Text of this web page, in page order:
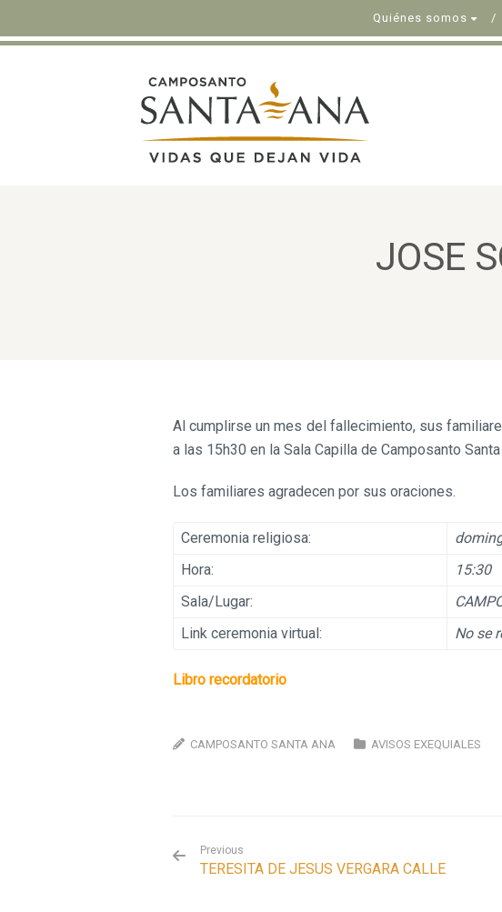
Quiénes somos
JOSE
Al cumplirse un mes del fallecimiento, sus
a las 15h30 en la Sala Capilla de Camposanto Santa
Los familiares agradecen por sus oraciones.
Ceremonia religiosa:
Hora:
15:30
Sala/Lugar:
Link ceremonia virtual:
No se
Libro recordatorio
CAMPOSANTO SANTA ANA AVISOS EXEQUIALES
Previous
TERESITA DE JESUS VERGARA CALLE